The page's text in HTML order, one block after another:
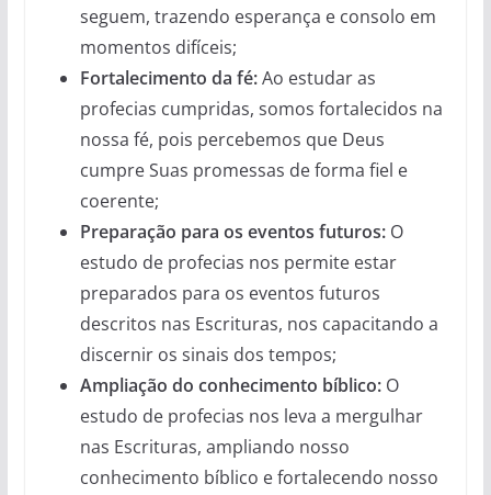
seguem, trazendo esperança e consolo em
momentos difíceis;
Fortalecimento da fé:Ao estudar as
profecias cumpridas, somos fortalecidos na
nossa fé, pois percebemos que Deus
cumpre Suas promessas de forma fiel e
coerente;
Preparação para os eventos futuros:O
estudo de profecias nos permite estar
preparados para os eventos futuros
descritos nas Escrituras, nos capacitando a
discernir os sinais dos tempos;
Ampliação do conhecimento bíblico:O
estudo de profecias nos leva a mergulhar
nas Escrituras, ampliando nosso
conhecimento bíblico e fortalecendo nosso